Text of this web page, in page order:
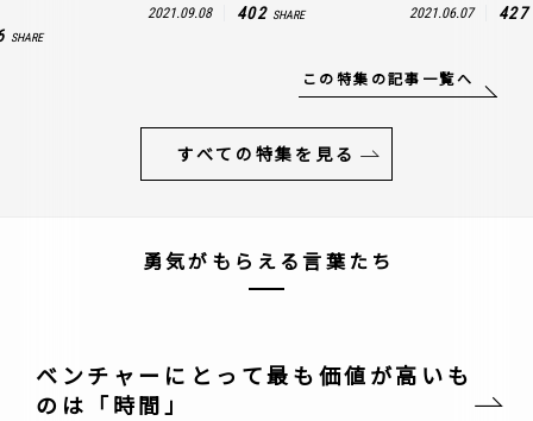
SHARE
2021.09.08 402 SHARE 2021.06.07 427
この特集の記事一覧へ
すべての特集を見る
勇気がもらえる言葉たち
ベンチャーにとって最も価値が高いも
のは「時間」